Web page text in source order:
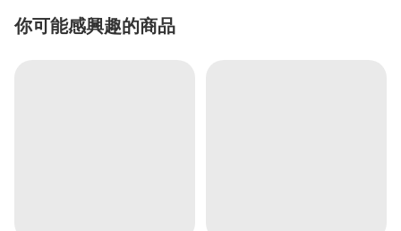
你可能感興趣的商品